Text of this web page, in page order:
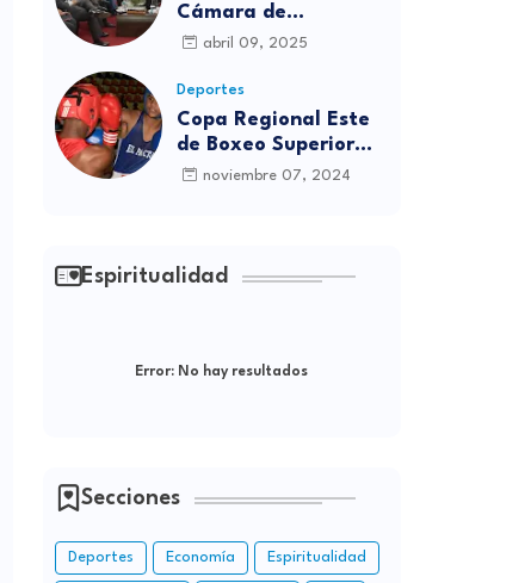
Cámara de
diputados se
víctimas de la
discoteca Jet Set
abril 09, 2025
Deportes
Copa Regional Este
de Boxeo Superior
será inaugurada este
noviembre 07, 2024
Espiritualidad
Error: No hay resultados
Secciones
Deportes Economía Espiritualidad